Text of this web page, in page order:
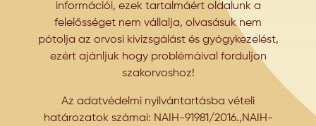
információi, ezek tartalmáért oldalunk a
felelősséget nem vállalja, olvasásuk nem
pótolja az orvosi kivizsgálást és gyógykezelést,
ezért ajánljuk hogy problémáival forduljon
szakorvoshoz!
Az adatvédelmi nyilvántartásba vételi
határozatok számai: NAIH-91981/2016.,NAIH-